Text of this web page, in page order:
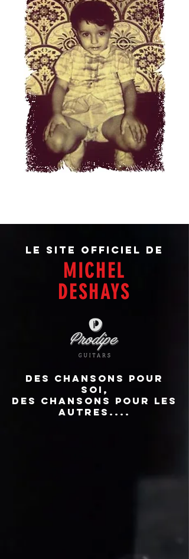
Le site officiel de
MICHEL
DESHAYS
Des chansons pour
Soi,
des chansons pour les
autres....